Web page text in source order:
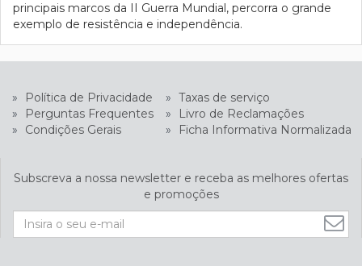
principais marcos da II Guerra Mundial, percorra o grande
exemplo de resistência e independência.
» Política de Privacidade » Taxas de serviço
»
Perguntas Frequentes »
Livro de Reclamações
»
Condições Gerais » Ficha Informativa Normalizada
Subscreva a nossa newsletter e receba as melhores ofertas
e promoções